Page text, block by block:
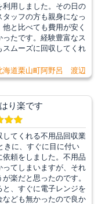
用しました。その日の
ッフの方も親身になっ
と比べても費用が安く
たです。経験豊富なス
スムーズに回収してくれ
海道栗山町阿野呂 渡辺
り楽です
てくれる不用品回収業
きに、すぐに目に付い
頼をしました。不用品
ってしまいますが、それ
楽だと思ったのです。
、すぐに電子レンジを
ども無かったので良か